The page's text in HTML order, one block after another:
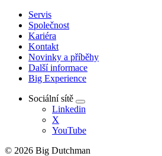
Servis
Společnost
Kariéra
Kontakt
Novinky a příběhy
Další informace
Big Experience
Sociální sítě
Linkedin
X
YouTube
© 2026 Big Dutchman